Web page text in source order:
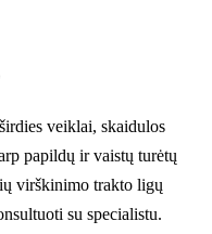
veiklai, skaidulos
papildų ir vaistų turėtų
virškinimo trakto ligų
su specialistu.